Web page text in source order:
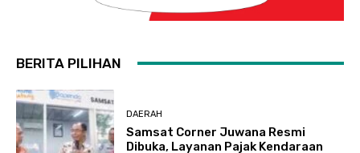
BERITA PILIHAN
DAERAH
Samsat Corner Juwana Resmi
Dibuka, Layanan Pajak Kendaraan